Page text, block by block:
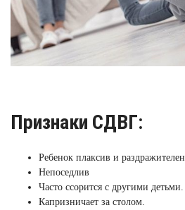
Признаки СДВГ:
Ребенок плаксив и раздражителен
Непоседлив
Часто ссорится с другими детьми.
Капризничает за столом.